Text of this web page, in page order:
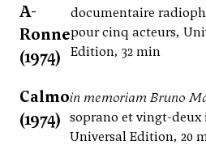
A-
Ronne
(1974)
documentaire
pour cinq acteurs,
Edition, 32 min
Calmo
(1974)
in memoriam Bruno
soprano et vingt-deux
Universal Edition, 20